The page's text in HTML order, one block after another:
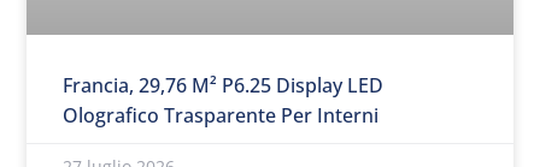
Francia, 29,76 M² P6.25 Display LED
Olografico Trasparente Per Interni